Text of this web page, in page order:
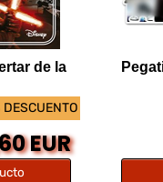
DESCUENTO
de la
EUR